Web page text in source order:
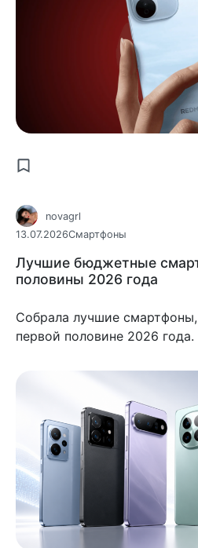
novagrl
13.07.2026Смартфоны
Лучшие бюджетные
половины 2026 года
Собрала лучшие
первой половине 2026 года.